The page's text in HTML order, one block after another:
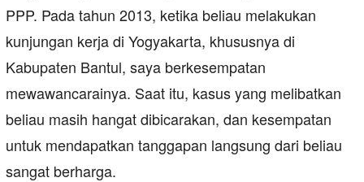
PPP. Pada tahun 2013, ketika beliau melakukan
kunjungan kerja di Yogyakarta, khususnya di
Kabupaten Bantul, saya berkesempatan
mewawancarainya. Saat itu, kasus yang melibatkan
beliau masih hangat dibicarakan, dan kesempatan
untuk mendapatkan tanggapan langsung dari beliau
sangat berharga.